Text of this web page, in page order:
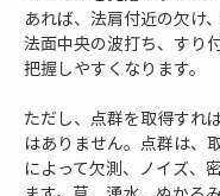
あれば、法肩付近の欠け
法面中央の波打ち、すり
把握しやすくなります。
ただし、点群を取得すれ
はありません。点群は、
によって欠測、ノイズ、